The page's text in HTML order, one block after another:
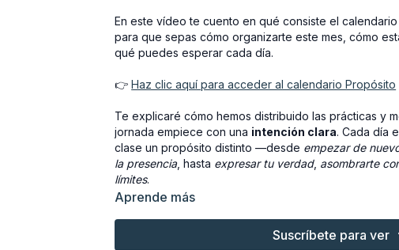
En este vídeo te cuento en qué consiste el calendario
para que sepas cómo organizarte este mes, cómo
qué puedes esperar cada día.
👉Haz clic aquí para acceder al calendario Propósito
Te explicaré cómo hemos distribuido las prácticas y
jornada empiece con una intención clara. Cada día
clase un propósito distinto —desde empezar de
la presencia, hasta expresar tu verdad, asombrarte
límites.
7 de septiembre – Pilates terapéutico para dolor
Aprende más
Suscríbete para ver